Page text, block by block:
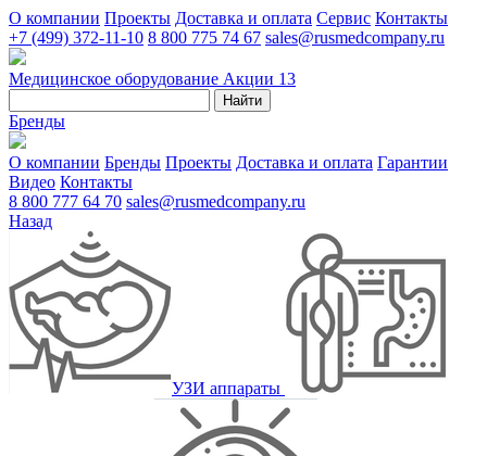
О компании Проекты Доставка и оплата Сервис Контакты
+7 (499) 372-11-10 8 800 775 74 67 sales@rusmedcompany.ru
Медицинское оборудование Акции 13
Найти
Бренды
О компании Бренды Проекты Доставка и оплата Гарантии
Видео Контакты
8 800 777 64 70 sales@rusmedcompany.ru
Назад
УЗИ аппараты